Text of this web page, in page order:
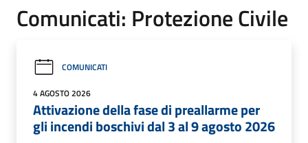
Comunicati: Protezione Civile
COMUNICATI
4 AGOSTO 2026
Attivazione della fase di preallarme per
gli incendi boschivi dal 3 al 9 agosto 2026